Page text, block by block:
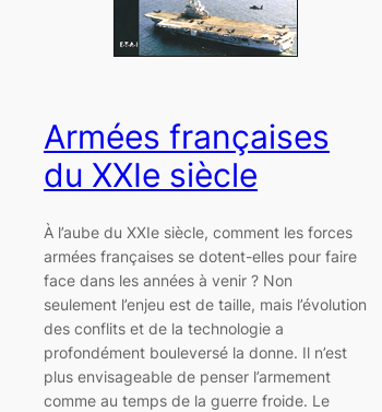
Armées françaises
du XXIe siècle
À l’aube du XXIe siècle, comment les forces
armées françaises se dotent-elles pour faire
face dans les années à venir ? Non
seulement l’enjeu est de taille, mais l’évolution
des conflits et de la technologie a
profondément bouleversé la donne. Il n’est
plus envisageable de penser l’armement
comme au temps de la guerre froide. Le